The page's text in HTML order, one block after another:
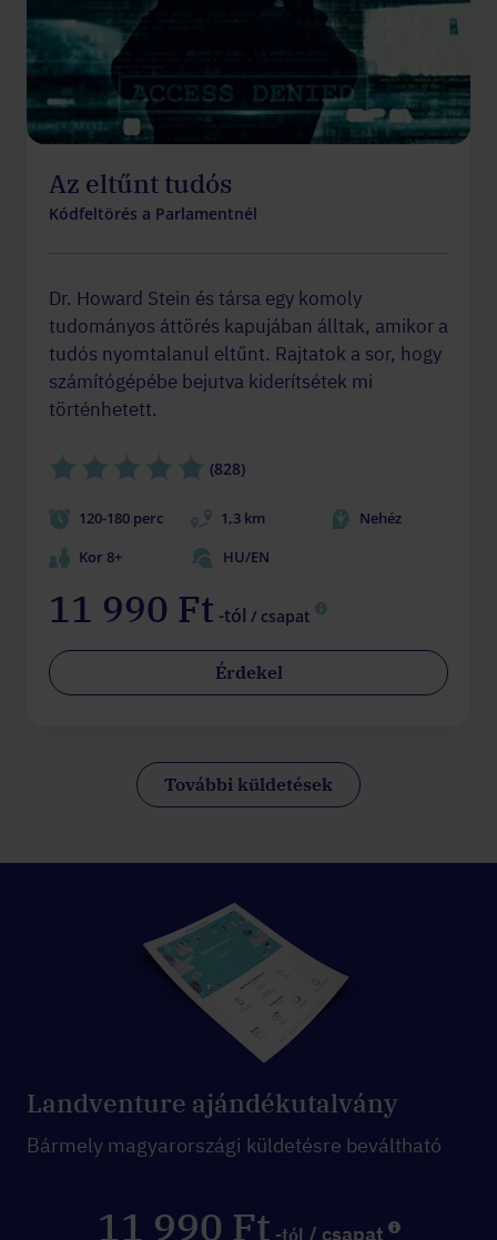
Az eltűnt tudós
Kódfeltörés a Parlamentnél
Dr. Howard Stein és társa egy komoly
tudományos áttörés kapujában álltak, amikor a
tudós nyomtalanul eltűnt. Rajtatok a sor, hogy
számítógépébe bejutva kiderítsétek mi
történhetett.
(828)
120-180 perc 1,3 km
Nehéz
Kor 8+
HU/EN
11 990 Ft -tól / csapat
Érdekel
További küldetések
Landventure ajándékutalvány
Bármely magyarországi küldetésre beváltható
11 990 Ft -tól / csapat